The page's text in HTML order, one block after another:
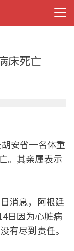
床死亡
安省一名体重
。其亲属表示
消息，阿根廷
日因为心脏病
有尽到责任。